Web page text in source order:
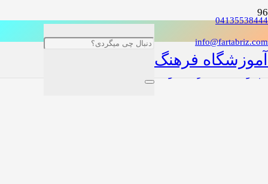
04135538444
info@fartabriz.com
آموزشگاه فرهنگ
چگونه امنیت شرکت خود محافظت کنیم